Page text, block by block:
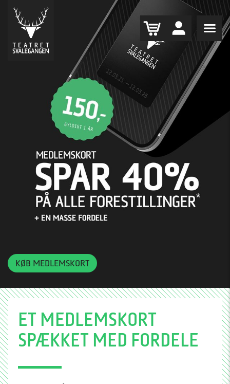
KØB MEDLEMSKORT
ET MEDLEMSKORT
SPÆKKET MED FORDELE